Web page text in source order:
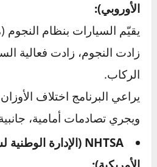
عندما نناقش مسألة “هل السيارة
أمانًا؟”، فإن أفضل مرجع
اختبارات التصادم الرسمية
موثوقة مثل
Euro NCAPفي
الولايات المتحدة. هذه
في مواقف اصطدام واقعية
معايير دقيقة تشمل حماية